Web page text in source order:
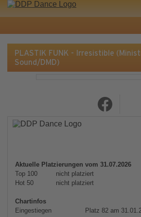
PLASTIK FUNK - Irresistible
Sound/DMD)
Aktuelle Platzierungen vom 31.07.2026
Top 100
nicht platziert
Hot 50
nicht platziert
Chartinfos
Eingestiegen
Platz 82 am